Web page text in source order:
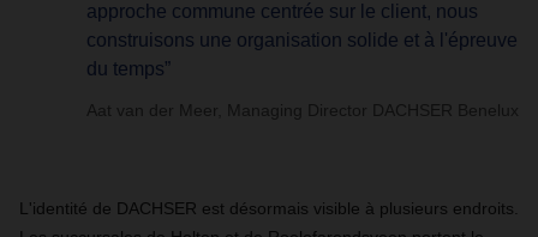
approche commune centrée sur le client, nous
construisons une organisation solide et à l'épreuve
du temps”
Aat van der Meer, Managing Director DACHSER Benelux
L'identité de DACHSER est désormais visible à plusieurs endroits.